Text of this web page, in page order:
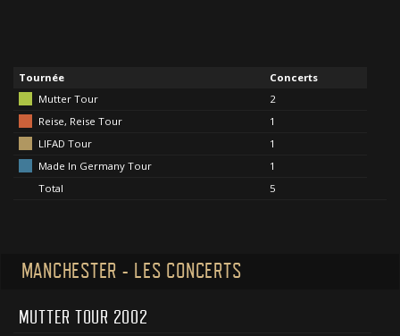
Tournée
Concerts
Mutter Tour
2
Reise, Reise Tour
1
LIFAD Tour
1
Made In Germany Tour
1
Total
5
MANCHESTER - LES CONCERTS
MUTTER TOUR 2002